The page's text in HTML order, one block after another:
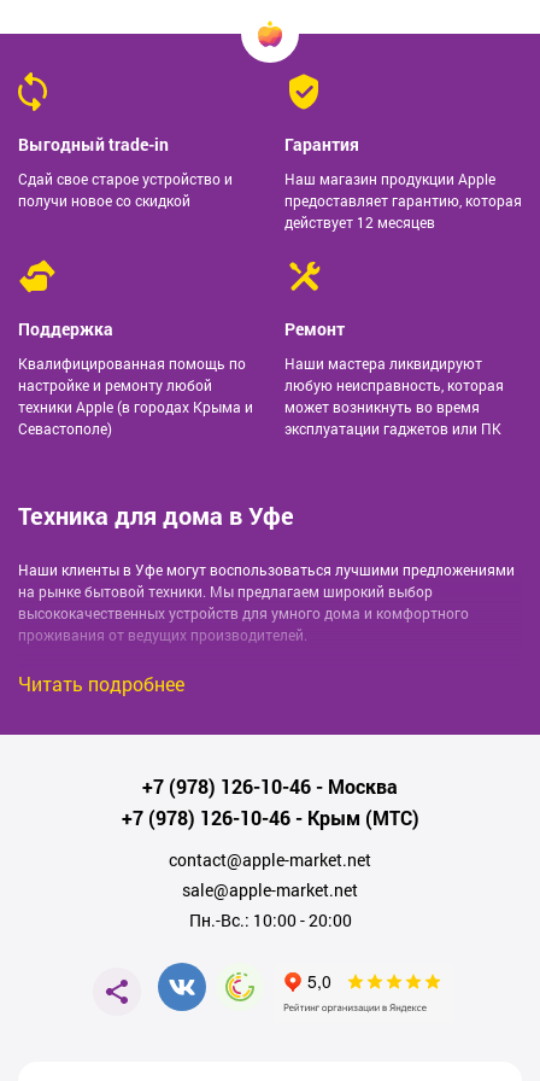
Выгодный trade-in
Сдай свое старое устройство и
получи новое со скидкой
Гарантия
Наш магазин продукции Apple
предоставляет гарантию, которая
действует 12 месяцев
Поддержка
Квалифицированная помощь по
настройке и ремонту любой
техники Apple (в городах Крыма и
Севастополе)
Ремонт
Наши мастера ликвидируют
любую неисправность, которая
может возникнуть во время
эксплуатации гаджетов или ПК
Техника для дома в Уфе
Наши клиенты в Уфе могут воспользоваться лучшими предложениями
на рынке бытовой техники. Мы предлагаем широкий выбор
высококачественных устройств для умного дома и комфортного
проживания от ведущих производителей.
Лучшее качество
Все представленные у нас товары прошли строгую проверку качества и
разработок гарантирует отличные характеристики наших товаров.
Безупречный сервис
С нами покупки становятся быстрыми и удобными. Мы ценим ваше
время и предлагаем абсолютно бесплатную доставку на любую точку
города Уфе. Наши специалисты всегда рады помочь вам с выбором и
Широкий ассортимент
Читать подробнее
+7 (978) 126-10-46- Москва
+7 (978) 126-10-46- Крым (МТС)
contact@apple-market.net
sale@apple-market.net
Пн.-Вс.: 10:00 - 20:00